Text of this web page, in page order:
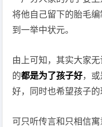
将他自己留下的胎毛
到一举中状元。
由上可知，其实大家
的都是为了孩子好，
好，同时也希望孩子
可只听传言和只相信